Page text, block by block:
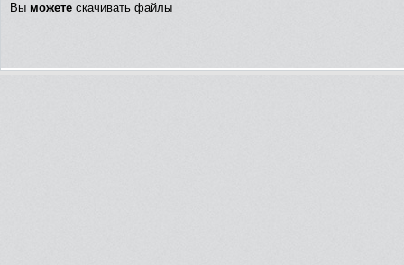
Вы можете скачивать файлы